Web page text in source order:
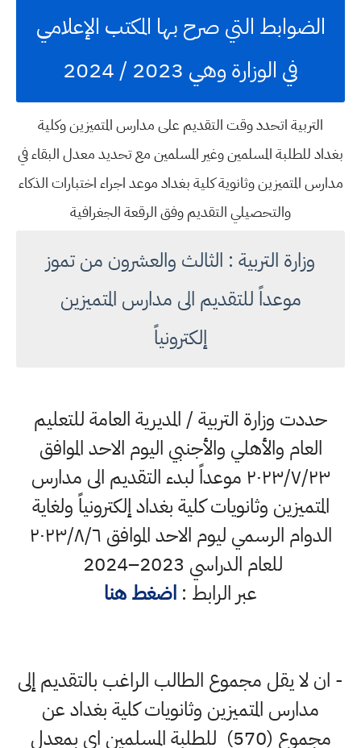
الضوابط التي صرح بها المكتب الإعلامي
في الوزارة وهي 2023 / 2024
التربية اتحدد وقت التقديم على مدارس المتميزين وكلية
بغداد للطلبة المسلمين وغير المسلمين مع تحديد معدل البقاء في
مدارس المتميزين وثانوية كلية بغداد موعد اجراء اختبارات الذكاء
والتحصيلي التقديم وفق الرقعة الجغرافية
وزارة التربية : الثالث والعشرون من تموز
موعداً للتقديم الى مدارس المتميزين
إلكترونياً
حددت وزارة التربية / المديرية العامة للتعليم
العام والأهلي والأجنبي اليوم الاحد الموافق
٢٠٢٣/٧/٢٣ موعداً لبدء التقديم الى مدارس
المتميزين وثانويات كلية بغداد إلكترونياً ولغاية
الدوام الرسمي ليوم الاحد الموافق ٢٠٢٣/٨/٦
للعام الدراسي 2023–2024
عبر الرابط : اضغط هنا
- ان لا يقل مجموع الطالب الراغب بالتقديم إلى
مدارس المتميزين وثانويات كلية بغداد عن
مجموع (570) للطلبة المسلمين اي بمعدل